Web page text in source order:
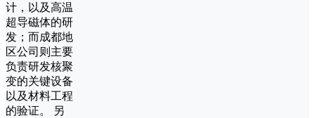
计，以及高温
超导磁体的研
发；而成都地
区公司则主要
负责研发核聚
变的关键设备
以及材料工程
的验证。 另